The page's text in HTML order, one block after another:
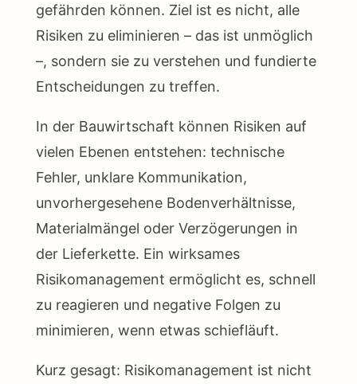
gefährden können. Ziel ist es nicht, alle
Risiken zu eliminieren – das ist unmöglich
–, sondern sie zu verstehen und fundierte
Entscheidungen zu treffen.
In der Bauwirtschaft können Risiken auf
vielen Ebenen entstehen: technische
Fehler, unklare Kommunikation,
unvorhergesehene Bodenverhältnisse,
Materialmängel oder Verzögerungen in
der Lieferkette. Ein wirksames
Risikomanagement ermöglicht es, schnell
zu reagieren und negative Folgen zu
minimieren, wenn etwas schiefläuft.
Kurz gesagt: Risikomanagement ist nicht